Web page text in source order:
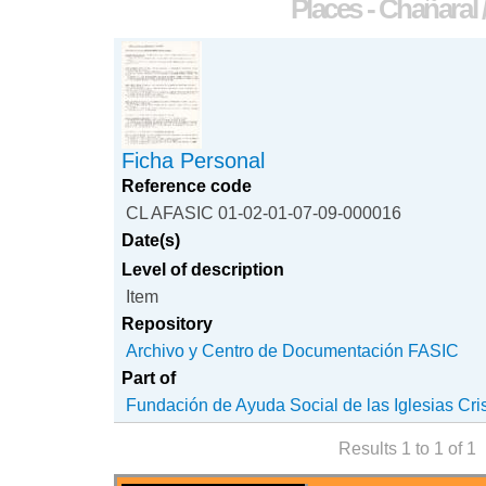
Places -
Ficha Personal
Reference code
CL AFASIC 01-02-01-07-09-000016
Date(s)
Level of description
Item
Repository
Archivo y Centro de Documentación FASIC
Part of
Fundación de Ayuda Social de las Iglesias
Results 1 to 1 of 1